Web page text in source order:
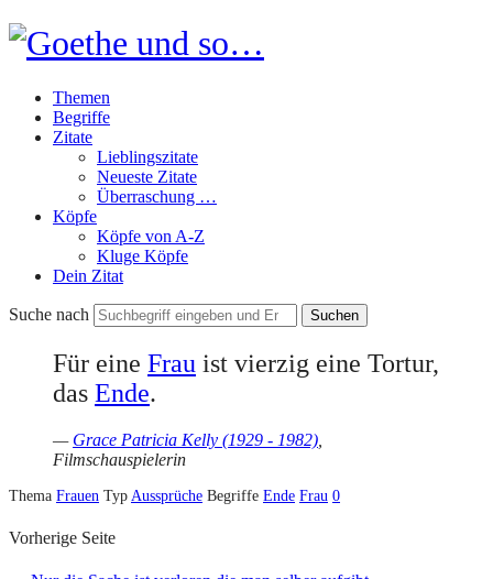
Goethe
und
so…
Themen
Begriffe
Zitate
Lieblingszitate
Neueste Zitate
Überraschung …
Köpfe
Köpfe von A-Z
Kluge Köpfe
Dein Zitat
Suche nach
Für eine Frau ist vierzig eine Tortur,
das Ende.
— Grace Patricia Kelly (1929 - 1982)
Filmschauspielerin
Thema Frauen Typ Aussprüche Begriffe Ende Frau 0
Vorherige Seite